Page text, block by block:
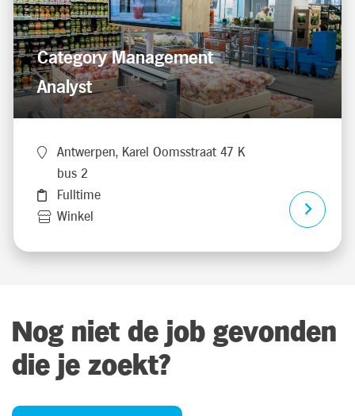
Category Management
Analyst
Antwerpen, Karel Oomsstraat 47 K
bus 2
Fulltime
Winkel
Nog niet de job gevonden
die je zoekt?